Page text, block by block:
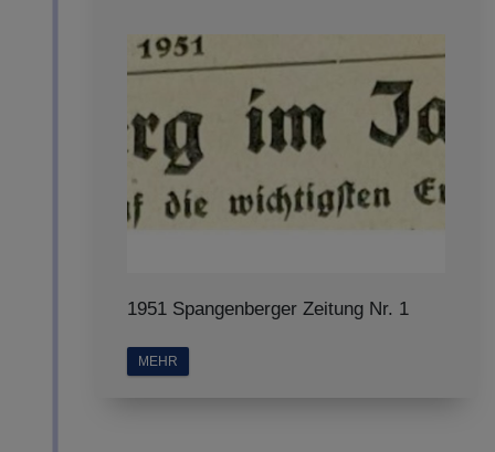
1951 Spangenberger Zeitung Nr. 1
MEHR